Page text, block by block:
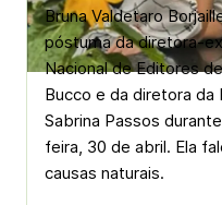
Bruna Valdetaro
póstuma da diretora-
Nacional de Editores
Bucco e da diretora da
Sabrina Passos
feira, 30 de abril. Ela
causas naturais.